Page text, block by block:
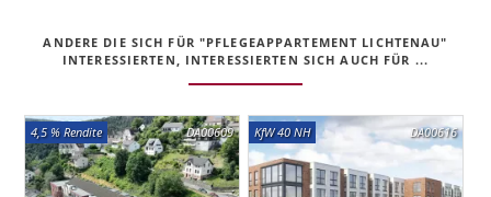
ANDERE DIE SICH FÜR "PFLEGEAPPARTEMENT LICHTENAU"
INTERESSIERTEN, INTERESSIERTEN SICH AUCH FÜR ...
DA00609
4,5 % Rendite DA00616
KfW 40 NH